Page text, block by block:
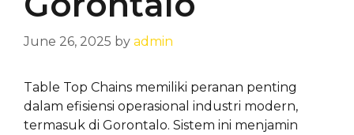
June 26, 2025 by admin
Table Top Chains memiliki peranan penting
dalam efisiensi operasional industri modern,
termasuk di Gorontalo. Sistem ini menjamin